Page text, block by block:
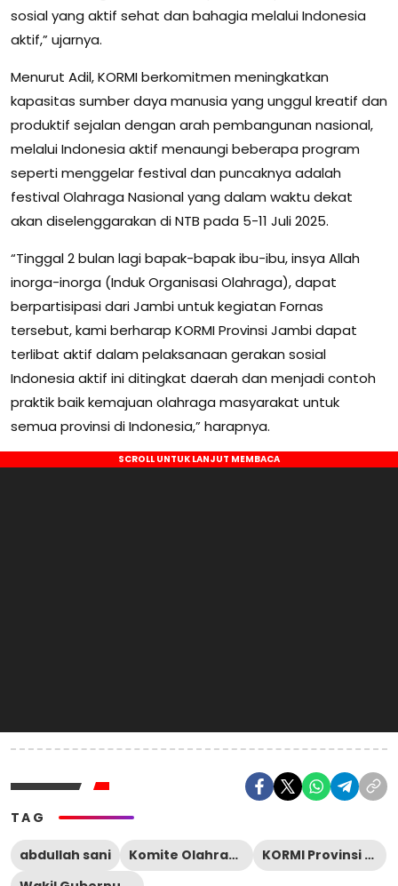
sosial yang aktif sehat dan bahagia melalui Indonesia
aktif,” ujarnya.
Menurut Adil, KORMI berkomitmen meningkatkan
kapasitas sumber daya manusia yang unggul kreatif dan
produktif sejalan dengan arah pembangunan nasional,
melalui Indonesia aktif menaungi beberapa program
seperti menggelar festival dan puncaknya adalah
festival Olahraga Nasional yang dalam waktu dekat
akan diselenggarakan di NTB pada 5-11 Juli 2025.
“Tinggal 2 bulan lagi bapak-bapak ibu-ibu, insya Allah
inorga-inorga (Induk Organisasi Olahraga), dapat
berpartisipasi dari Jambi untuk kegiatan Fornas
tersebut, kami berharap KORMI Provinsi Jambi dapat
terlibat aktif dalam pelaksanaan gerakan sosial
Indonesia aktif ini ditingkat daerah dan menjadi contoh
praktik baik kemajuan olahraga masyarakat untuk
semua provinsi di Indonesia,” harapnya.
TAG
abdullah sani Komite Olahraga Masyarakat Indonesia
KORMI Provinsi Jambi